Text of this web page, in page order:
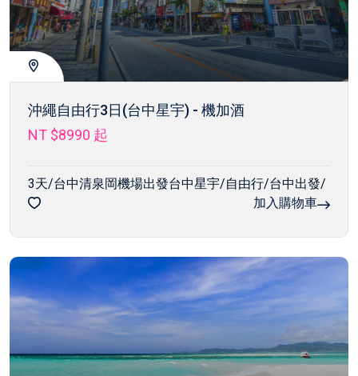
沖繩自由行3日(台中星宇) - 機加酒
NT $8990 起
3天/台中清泉岡機場出發台中星宇/自由行/台中出發/
加入購物車